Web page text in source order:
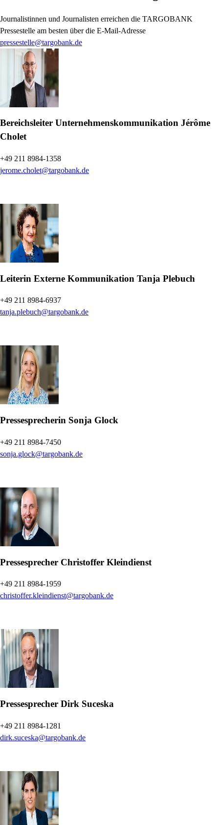
Journalistinnen und Journalisten erreichen die TARGOBANK
Pressestelle am besten über die E-Mail-Adresse
pressestelle@targobank.de
Bereichsleiter Unternehmenskommunikation Jérôme
Cholet
+49 211 8984-1358
jerome.cholet@targobank.de
Leiterin Externe Kommunikation Tanja Plebuch
+49 211 8984-6937
tanja.plebuch@targobank.de
Pressesprecherin Sonja Glock
+49 211 8984-7450
sonja.glock@targobank.de
Pressesprecher Christoffer Kleindienst
+49 211 8984-1959
christoffer.kleindienst@targobank.de
Pressesprecher Dirk Suceska
+49 211 8984-1281
dirk.suceska@targobank.de